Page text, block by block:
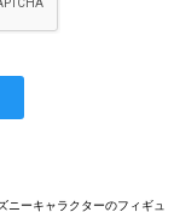
ニーキャラクターのフィギュ